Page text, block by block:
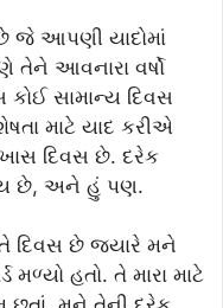
જે આપણી યાદોમાં
આવનારા વર્ષો
સામાન્ય દિવસ
માટે યાદ કરીએ
દિવસ છે. દરેક
છે, અને હું પણ.
દિવસ છે જ્યારે મને
મળ્યો હતો. તે મારા માટે